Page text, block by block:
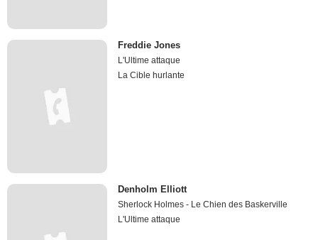
Freddie Jones
L'Ultime attaque
La Cible hurlante
Denholm Elliott
Sherlock Holmes - Le Chien des Baskerville
L'Ultime attaque